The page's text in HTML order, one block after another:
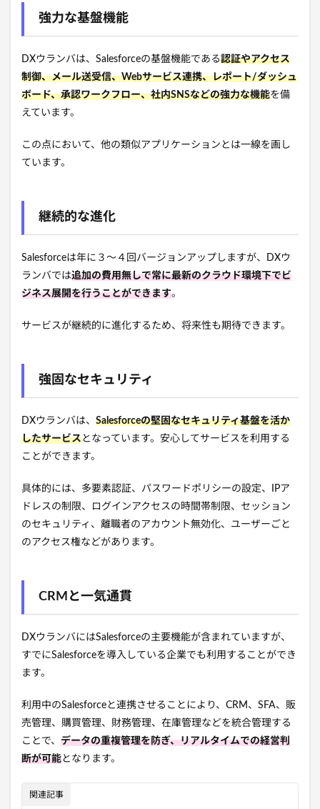
強力な基盤機能
DXウランバは、Salesforceの基盤機能である認証やアクセス
制御、メール送受信、Webサービス連携、レポート/ダッシュ
ボード、承認ワークフロー、社内SNSなどの強力な機能を備
えています。
この点において、他の類似アプリケーションとは一線を画し
ています。
継続的な進化
Salesforceは年に３～４回バージョンアップしますが、DXウ
ランバでは追加の費用無しで常に最新のクラウド環境下でビ
ジネス展開を行うことができます。
サービスが継続的に進化するため、将来性も期待できます。
強固なセキュリティ
DXウランバは、 Salesforceの堅固なセキュリティ基盤を活か
したサービスとなっています。安心してサービスを利用する
ことができます。
具体的には、多要素認証、パスワードポリシーの設定、IPア
ドレスの制限、ログインアクセスの時間帯制限、セッション
のセキュリティ、離職者のアカウント無効化、ユーザーごと
のアクセス権などがあります。
CRMと一気通貫
DXウランバにはSalesforceの主要機能が含まれていますが、
すでにSalesforceを導入している企業でも利用することができ
ます。
利用中のSalesforceと連携させることにより、CRM、SFA、販
売管理、購買管理、財務管理、在庫管理などを統合管理する
ことで、 データの重複管理を防ぎ、リアルタイムでの経営判
断が可能となります。
関連記事